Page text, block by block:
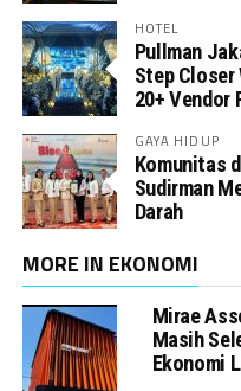
HOTEL
Pullman
Step Closer
20+ Vendor
GAYA HIDUP
Komunitas
Sudirman
Darah
MORE IN EKONOMI
Mirae
Masih
Ekonomi